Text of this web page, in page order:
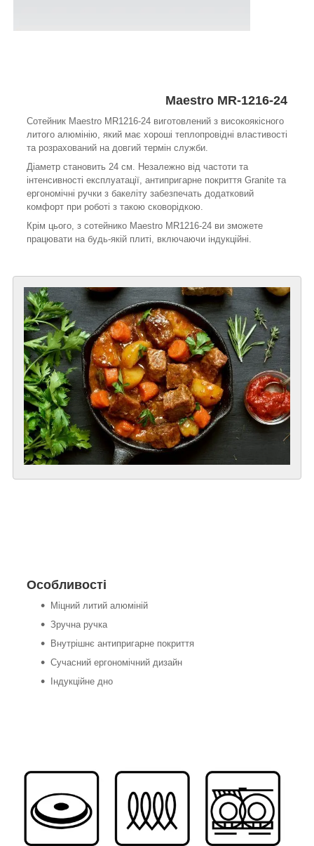
Maestro MR-1216-24
Сотейник Maestro MR1216-24 виготовлений з високоякісного
литого алюмінію, який має хороші теплопровідні властивості
та розрахований на довгий термін служби.
Діаметр становить 24 см. Незалежно від частоти та
інтенсивності експлуатації, антипригарне покриття Granite та
ергономічні ручки з бакеліту забезпечать додатковий
комфорт при роботі з такою сковорідкою.
Крім цього, з сотейнико Maestro MR1216-24 ви зможете
працювати на будь-якій плиті, включаючи індукційні.
Особливості
Міцний литий алюміній
Зручна ручка
Внутрішнє антипригарне покриття
Сучасний ергономічний дизайн
Індукційне дно